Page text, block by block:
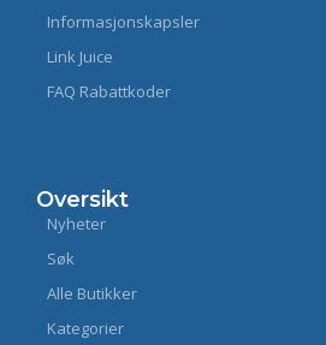
Informasjonskapsler
Link Juice
FAQ Rabattkoder
Oversikt
Nyheter
Søk
Alle Butikker
Kategorier